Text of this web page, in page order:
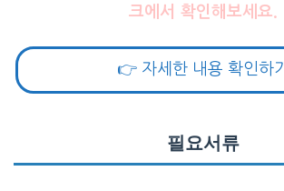
크에서 확인해보세요.
👉 자세한 내용 확인하기
필요서류